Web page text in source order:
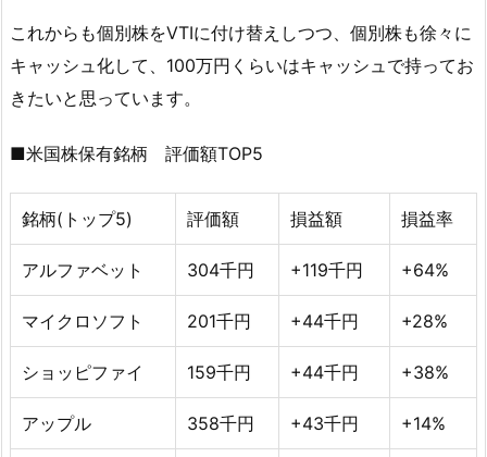
これからも個別株をVTIに付け替えしつつ、個別株も徐々に
キャッシュ化して、100万円くらいはキャッシュで持ってお
きたいと思っています。
■米国株保有銘柄 評価額TOP5
銘柄(トップ5) 評価額 損益額 損益率
アルファベット 304千円 +119千円 +64%
マイクロソフト 201千円 +44千円 +28%
ショッピファイ 159千円 +44千円 +38%
アップル 358千円 +43千円 +14%